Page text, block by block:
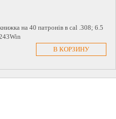
на 40 патронів в cal .308; 6.5
В КОРЗИНУ